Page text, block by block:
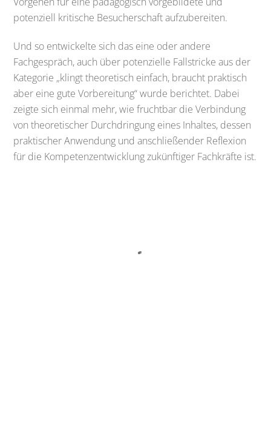
potenziell kritische Besucherschaft aufzubereiten.
Und so entwickelte sich das eine oder andere
Fachgespräch, auch über potenzielle Fallstricke aus der
Kategorie „klingt theoretisch einfach, braucht praktisch
aber eine gute Vorbereitung“ wurde berichtet. Dabei
zeigte sich einmal mehr, wie fruchtbar die Verbindung
von theoretischer Durchdringung eines Inhaltes, dessen
praktischer Anwendung und anschließender Reflexion
für die Kompetenzentwicklung zukünftiger Fachkräfte ist.